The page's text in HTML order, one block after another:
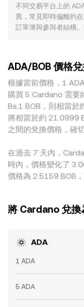
conversion rate。監
否屬於證券的討論、
對加密資產的監理框
會在短期內放大或緩
conversion rate。
ADA/BOB 的簡單換
conversion rate，則
之 ADA Amount =
若 ADA 在 Cardano
價）擁有顯著流動性
且在小幅交易下可近
備，價格將沿不變乘
集中式報價與聚合
conversion rate 上。
不同交易平台上的
異，常見即時偏離約
訂單簿與參與者結構
對 ADA 的監管不確定
影響該地平台的報價
核心，USDT 的溢折
ADA/BOB，使最終
外，跨市套利雖具有
身份與合規流程、以
價，因此不同交易所
ADA/BOB 價格
根據當前價格，1
購買 5 Cardano 需要
Bs.1 BOB，則相當於
將相當於約 21.0999
之間的兌換價格，確
在過去 7 天內，
時內，價格變化了
價格為 2.5159 BOB
將 Cardano 兌換
ADA
1 ADA
5 ADA